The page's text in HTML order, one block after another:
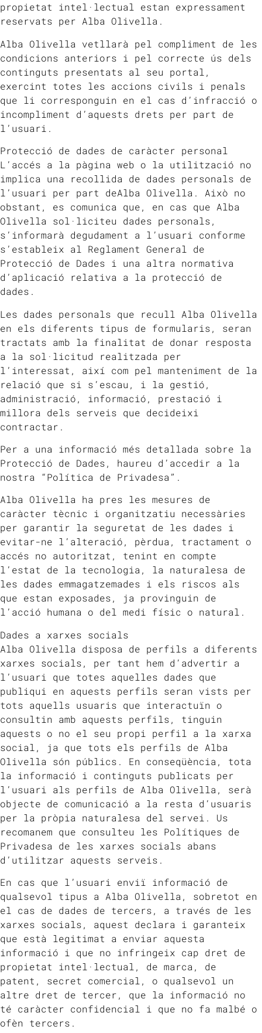
propietat intel·lectual estan expressament
reservats per Alba Olivella.
Alba Olivella vetllarà pel compliment de les
condicions anteriors i pel correcte ús dels
continguts presentats al seu portal,
exercint totes les accions civils i penals
que li corresponguin en el cas d’infracció o
incompliment d’aquests drets per part de
l’usuari.
Protecció de dades de caràcter personal
L’accés a la pàgina web o la utilització no
implica una recollida de dades personals de
l’usuari per part deAlba Olivella. Això no
obstant, es comunica que, en cas que Alba
Olivella sol·liciteu dades personals,
s’informarà degudament a l’usuari conforme
s’estableix al Reglament General de
Protecció de Dades i una altra normativa
d’aplicació relativa a la protecció de
dades.
Les dades personals que recull Alba Olivella
en els diferents tipus de formularis, seran
tractats amb la finalitat de donar resposta
a la sol·licitud realitzada per
l’interessat, així com pel manteniment de la
relació que si s’escau, i la gestió,
administració, informació, prestació i
millora dels serveis que decideixi
contractar.
Per a una informació més detallada sobre la
Protecció de Dades, haureu d’accedir a la
nostra “Política de Privadesa”.
Alba Olivella ha pres les mesures de
caràcter tècnic i organitzatiu necessàries
per garantir la seguretat de les dades i
evitar-ne l’alteració, pèrdua, tractament o
accés no autoritzat, tenint en compte
l’estat de la tecnologia, la naturalesa de
les dades emmagatzemades i els riscos als
que estan exposades, ja provinguin de
l’acció humana o del medi físic o natural.
Dades a xarxes socials
Alba Olivella disposa de perfils a diferents
xarxes socials, per tant hem d’advertir a
l’usuari que totes aquelles dades que
publiqui en aquests perfils seran vists per
tots aquells usuaris que interactuïn o
consultin amb aquests perfils, tinguin
aquests o no el seu propi perfil a la xarxa
social, ja que tots els perfils de Alba
Olivella són públics. En conseqüència, tota
la informació i continguts publicats per
l’usuari als perfils de Alba Olivella, serà
objecte de comunicació a la resta d’usuaris
per la pròpia naturalesa del servei. Us
recomanem que consulteu les Polítiques de
Privadesa de les xarxes socials abans
d’utilitzar aquests serveis.
En cas que l’usuari enviï informació de
qualsevol tipus a Alba Olivella, sobretot en
el cas de dades de tercers, a través de les
xarxes socials, aquest declara i garanteix
que està legitimat a enviar aquesta
informació i que no infringeix cap dret de
propietat intel·lectual, de marca, de
patent, secret comercial, o qualsevol un
altre dret de tercer, que la informació no
té caràcter confidencial i que no fa malbé o
ofèn tercers.